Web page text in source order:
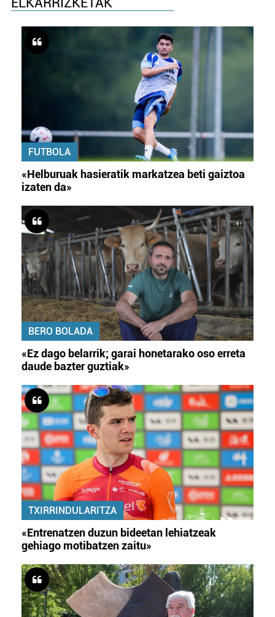
FUTBOLA
«Helburuak hasieratik markatzea beti gaiztoa
izaten da»
BERO BOLADA
«Ez dago belarrik; garai honetarako oso erreta
daude bazter guztiak»
TXIRRINDULARITZA
«Entrenatzen duzun bideetan lehiatzeak
gehiago motibatzen zaitu»